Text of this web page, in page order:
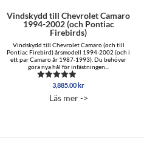
Vindskydd till Chevrolet Camaro
1994-2002 (och Pontiac
Firebirds)
Vindskydd till Chevrolet Camaro (och till
Pontiac Firebird) årsmodell 1994-2002 (och i
ett par Camaro år 1987-1993). Du behöver
göra nya hål för infästningen...
Betygsatt
av 5
3,885.00 kr
Läs mer ->